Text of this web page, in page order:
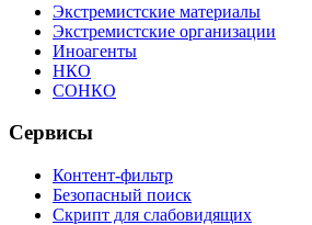
Экстремистские материалы
Экстремистские организации
Иноагенты
НКО
СОНКО
Сервисы
Контент-фильтр
Безопасный поиск
Скрипт для слабовидящих